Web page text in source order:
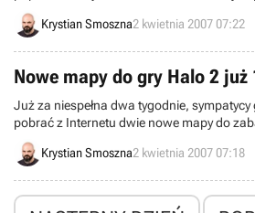
chwili obecnej z Internetu można ściągnąć
w różnym stopniu zmieniają produkt firmy
programu.
Krystian Smoszna2 kwietnia 2007 07:22
Nowe mapy do gry Halo 2
Już za niespełna dwa tygodnie,
pobrać z Internetu dwie nowe mapy do
Obie zapowiadane plansze będą
które użytkownicy Xboksów eksploatowali
Krystian Smoszna2 kwietnia 2007 07:18